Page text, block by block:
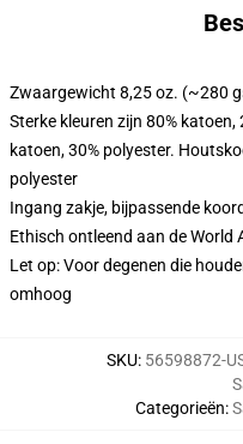
Zwaargewicht 8,25 oz. (~280
Sterke kleuren zijn 80%
katoen, 30% polyester.
polyester
Ingang zakje, bijpassende
Ethisch ontleend aan de
Let op: Voor degenen die
omhoog
SKU: 56598872-
Categorieën: